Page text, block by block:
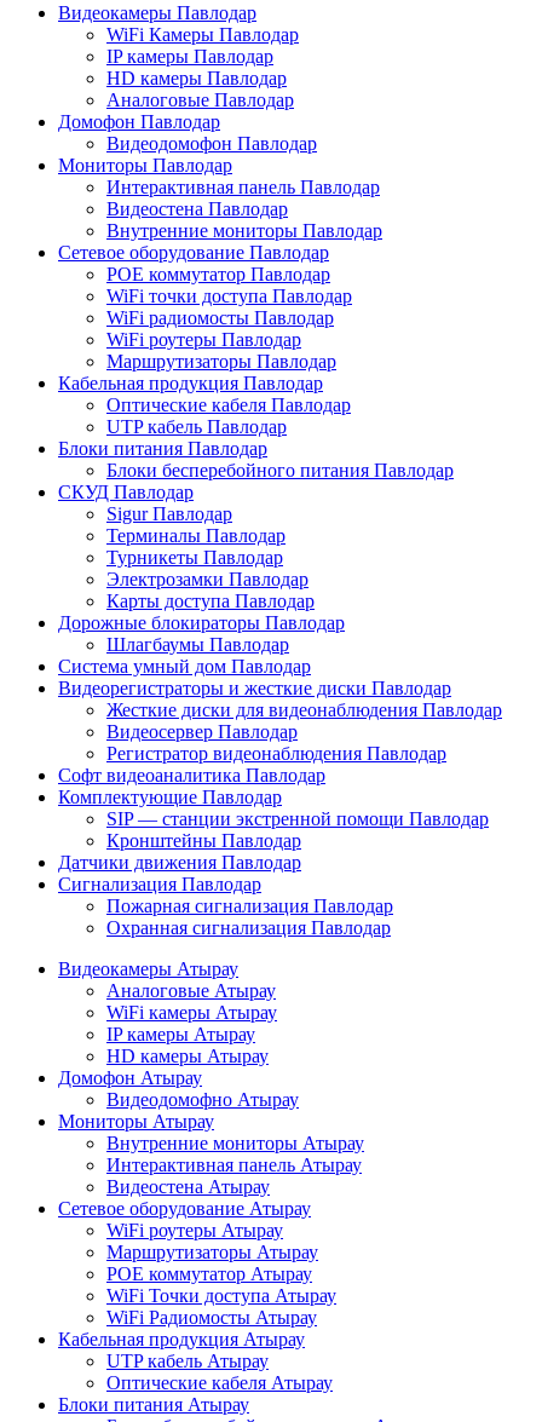
Видеокамеры Павлодар
WiFi Камеры Павлодар
IP камеры Павлодар
HD камеры Павлодар
Аналоговые Павлодар
Домофон Павлодар
Видеодомофон Павлодар
Мониторы Павлодар
Интерактивная панель Павлодар
Видеостена Павлодар
Внутренние мониторы Павлодар
Сетевое оборудование Павлодар
POE коммутатор Павлодар
WiFi точки доступа Павлодар
WiFi радиомосты Павлодар
WiFi роутеры Павлодар
Маршрутизаторы Павлодар
Кабельная продукция Павлодар
Оптические кабеля Павлодар
UTP кабель Павлодар
Блоки питания Павлодар
Блоки бесперебойного питания Павлодар
СКУД Павлодар
Sigur Павлодар
Терминалы Павлодар
Турникеты Павлодар
Электрозамки Павлодар
Карты доступа Павлодар
Дорожные блокираторы Павлодар
Шлагбаумы Павлодар
Система умный дом Павлодар
Видеорегистраторы и жесткие диски Павлодар
Жесткие диски для видеонаблюдения Павлодар
Видеосервер Павлодар
Регистратор видеонаблюдения Павлодар
Софт видеоаналитика Павлодар
Комплектующие Павлодар
SIP — станции экстренной помощи Павлодар
Кронштейны Павлодар
Датчики движения Павлодар
Сигнализация Павлодар
Пожарная сигнализация Павлодар
Охранная сигнализация Павлодар
Видеокамеры Атырау
Аналоговые Атырау
WiFi камеры Атырау
IP камеры Атырау
HD камеры Атырау
Домофон Атырау
Видеодомофно Атырау
Мониторы Атырау
Внутренние мониторы Атырау
Интерактивная панель Атырау
Видеостена Атырау
Сетевое оборудование Атырау
WiFi роутеры Атырау
Маршрутизаторы Атырау
POE коммутатор Атырау
WiFi Точки доступа Атырау
WiFi Радиомосты Атырау
Кабельная продукция Атырау
UTP кабель Атырау
Оптические кабеля Атырау
Блоки питания Атырау